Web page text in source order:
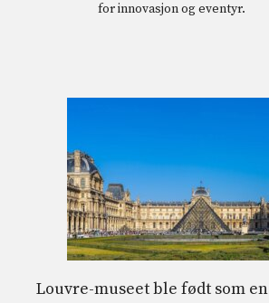
for innovasjon og eventyr.
Louvre-museet ble født som en